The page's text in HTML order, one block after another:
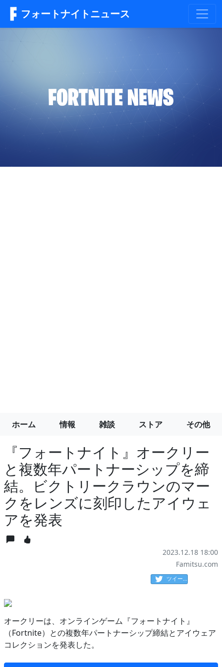
フォートナイトニュース
ホーム 情報 雑談 ストア その他
『フォートナイト』オークリー
と複数年パートナーシップを締
結。ビクトリークラウンのマー
クをレンズに刻印したアイウェ
アを発表
2023.12.18 18:00
Famitsu.com
ツイート
オークリーは、オンラインゲーム『フォートナイト』
（Fortnite）との複数年パートナーシップ締結とアイウェア
コレクションを発表した。